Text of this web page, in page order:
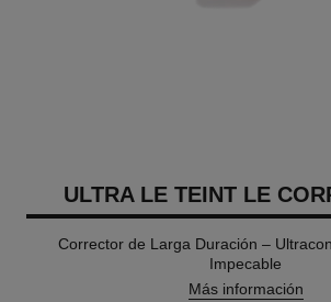
ULTRA LE TEINT LE
Corrector de Larga Duración –
Impecable
Más información